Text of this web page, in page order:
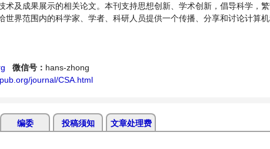
术及成果展示的相关论文。本刊支持思想创新、学术创新，倡导科学，
世界范围内的科学家、学者、科研人员提供一个传播、分享和讨论计算
微信号： hans-zhong
journal/CSA.html
编委 投稿须知 文章处理费